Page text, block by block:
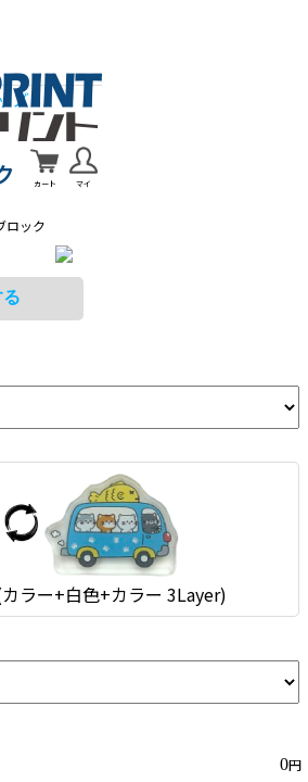
マイ
カート
ズ
ラー+白色+カラー 3Layer)
0円